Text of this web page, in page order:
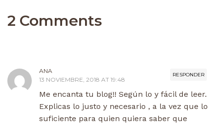
2 Comments
RESPONDER
ANA
13 NOVIEMBRE, 2018 AT 19:48
Me encanta tu blog!! Según lo y fácil de leer.
Explicas lo justo y necesario , a la vez que lo
suficiente para quien quiera saber que